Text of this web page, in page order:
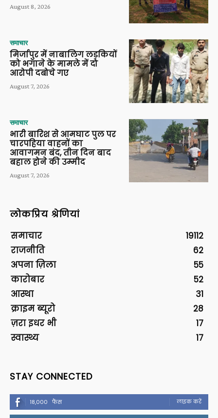
August 8, 2026
समाचार
मिर्जापुर में नाबालिग लड़कियों
को भगाने के मामले में दो
आरोपी दबोचे गए
August 7, 2026
समाचार
भारी बारिश से आमघाट पुल पर
चारपहिया वाहनों का
आवागमन बंद, तीन दिन बाद
बहाल होने की उम्मीद
August 7, 2026
लोकप्रिय श्रेणियां
समाचार
19112
राजनीति
62
अपना ज़िला
55
कारोबार
52
आस्था
31
क्राइम ब्यूरो
28
ज़रा इधर भी
17
स्वास्थ्य
17
STAY CONNECTED
18,000 फैंस लाइक करें